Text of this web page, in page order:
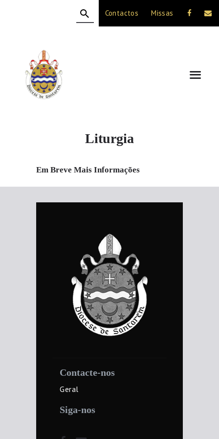
Contactos Missas
Liturgia
A DIOCESE
CELEBRAÇÃO
VIDA CRISTÃ
NOTÍCIAS
Em Breve Mais Informações
Contacte-nos
Geral
Siga-nos